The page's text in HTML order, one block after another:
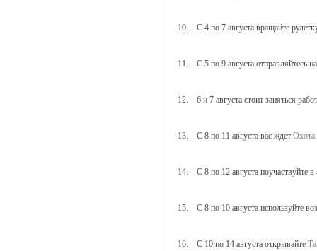
10. С 4 по 7 августа вращайте
11. С 5 по 9 августа отправляйтесь
12. 6 и 7 августа стоит заняться
13. С 8 по 11 августа вас ждет Охота
14. С 8 по 12 августа поучаствуйте
15. С 8 по 10 августа используйте
16. С 10 по 14 августа открывайте